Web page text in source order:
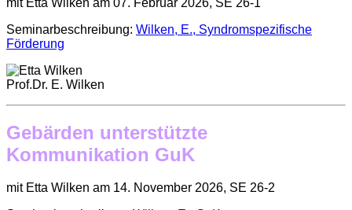
Seminarbeschreibung: Wilken, E., Syndromspezifische
Förderung
Prof.Dr. E. Wilken
Gebärden unterstützte
Kommunikation GuK
mit Etta Wilken am 14. November 2026, SE 26-2